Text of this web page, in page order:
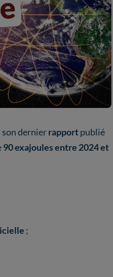
son dernierrapportpublié
90 exajoules entre 2024 et
;